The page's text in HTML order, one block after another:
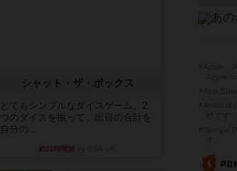
シャット・ザ・ボックス
とてもシンプルなダイスゲーム。2
つのダイスを振って、出目の合計を
自分の...
約12時間前